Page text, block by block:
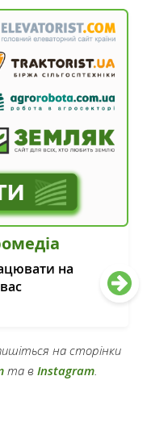
на
на сторінки
та в Instagram.